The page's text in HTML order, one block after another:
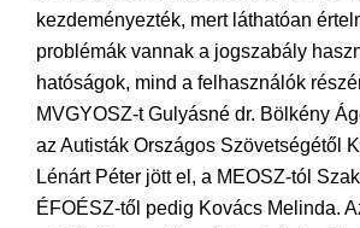
kezdeményezték, mert láthatóan
problémák vannak a jogszabály
hatóságok, mind a felhasználók
MVGYOSZ-t Gulyásné dr. Bölkény
az Autisták Országos Szövetségétől
Lénárt Péter jött el, a MEOSZ-tól
ÉFOÉSZ-től pedig Kovács Melinda.